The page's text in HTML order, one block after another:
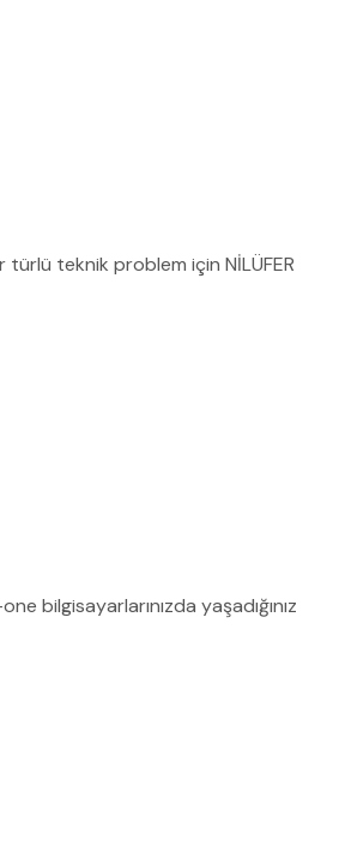
türlü teknik problem için NİLÜFER
bilgisayarlarınızda yaşadığınız